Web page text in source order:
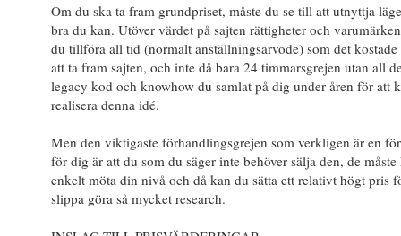
Om du ska ta fram grundpriset, måste du se till att utnyttja
bra du kan. Utöver värdet på sajten rättigheter och
du tillföra all tid (normalt anställningsarvode) som det
att ta fram sajten, och inte då bara 24 timmarsgrejen utan all
legacy kod och knowhow du samlat på dig under åren för att
realisera denna idé.
Men den viktigaste förhandlingsgrejen som verkligen är en
för dig är att du som du säger inte behöver sälja den, de måste
enkelt möta din nivå och då kan du sätta ett relativt högt pris
slippa göra så mycket research.